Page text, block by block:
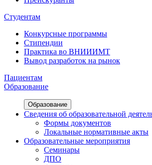
Студентам
Конкурсные программы
Стипендии
Практика во ВНИИИМТ
Вывод разработок на рынок
Пациентам
Образование
Образование
Сведения об образовательной
Формы документов
Локальные нормативные акты
Образовательные мероприятия
Семинары
ДПО